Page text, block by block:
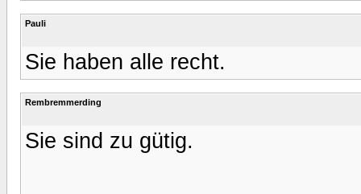
Pauli
Sie haben alle recht.
Rembremmerding
Sie sind zu gütig.